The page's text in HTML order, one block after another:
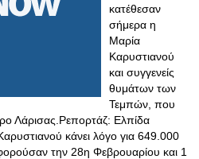
κατέθεσαν
σήμερα η
Μαρία
Καρυστιανού
και συγγενείς
θυμάτων των
Τεμπών, που
Λάρισας.Ρεπορτάζ: Ελπίδα
κάνει λόγο για 649.000
την 28η Φεβρουαρίου και 1